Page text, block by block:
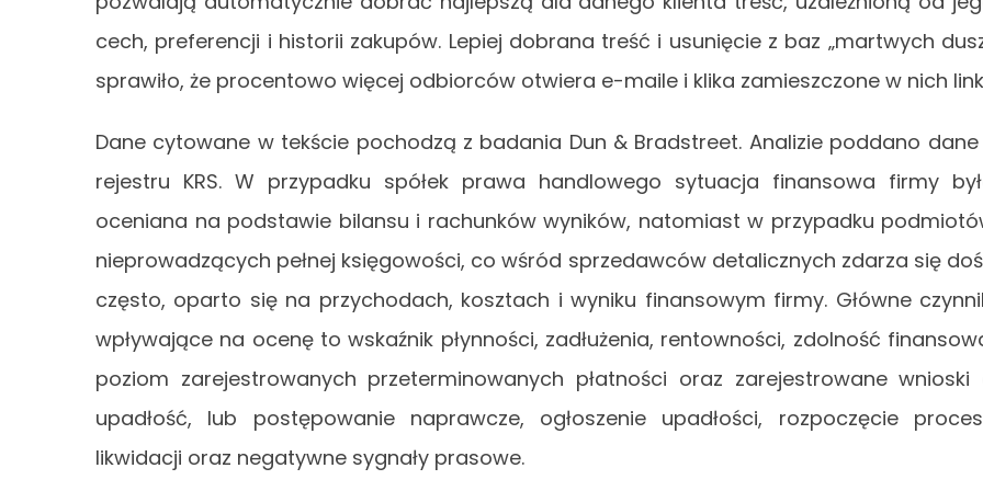
cech, preferencji i historii zakupów. Lepiej dobrana treść i usunięcie z baz „martwych
sprawiło, że procentowo więcej odbiorców otwiera e-maile i klika zamieszczone w nich
Dane cytowane w tekście pochodzą z badania Dun & Bradstreet. Analizie poddano dane
rejestru KRS. W przypadku spółek prawa handlowego sytuacja finansowa firmy
oceniana na podstawie bilansu i rachunków wyników, natomiast w przypadku
nieprowadzących pełnej księgowości, co wśród sprzedawców detalicznych zdarza się
często, oparto się na przychodach, kosztach i wyniku finansowym firmy. Główne
wpływające na ocenę to wskaźnik płynności, zadłużenia, rentowności, zdolność
poziom zarejestrowanych przeterminowanych płatności oraz zarejestrowane wnioski
upadłość, lub postępowanie naprawcze, ogłoszenie upadłości, rozpoczęcie
likwidacji oraz negatywne sygnały prasowe.